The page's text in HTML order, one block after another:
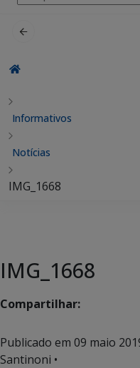
por:
Informativos
Notícias
IMG_1668
IMG_1668
Compartilhar:
Publicado em 09 maio
Santinoni •